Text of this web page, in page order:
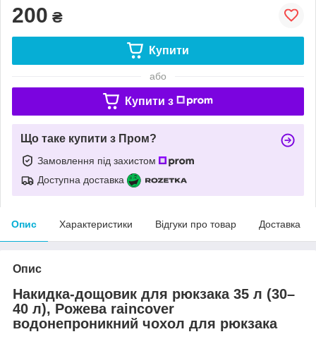
200 ₴
Купити
або
Купити з
Що таке купити з Пром?
Замовлення під захистом
Доступна доставка
Опис Характеристики Відгуки про товар Доставка
Опис
Накидка-дощовик для рюкзака 35 л (30–
40 л), Рожева raincover
водонепроникний чохол для рюкзака